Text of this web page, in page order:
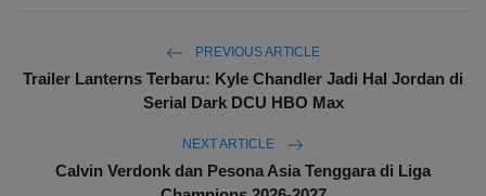
PREVIOUS ARTICLE
Trailer Lanterns Terbaru: Kyle Chandler Jadi Hal Jordan di
Serial Dark DCU HBO Max
NEXT ARTICLE
Calvin Verdonk dan Pesona Asia Tenggara di Liga